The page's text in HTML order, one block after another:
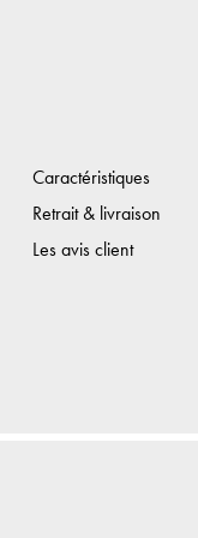
Caractéristiques
Retrait & livraison
Les avis client